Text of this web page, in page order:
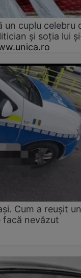
un cuplu celebru
și soția lui
Cum a reușit un
facă nevăzut